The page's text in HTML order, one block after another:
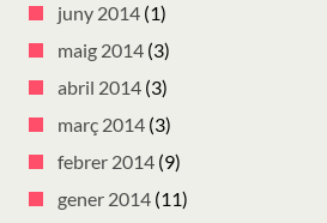
juny 2014 (1)
maig 2014 (3)
abril 2014 (3)
març 2014 (3)
febrer 2014 (9)
gener 2014 (11)